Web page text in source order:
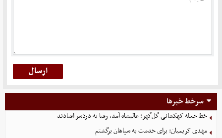
سرخط خبرها
خط حمله کهکشانی گل‌گهر؛ عالیشاه آمد، رقبا به دردسر افتادند
مهدی کریمیان: برای خدمت به سپاهان برگشتم